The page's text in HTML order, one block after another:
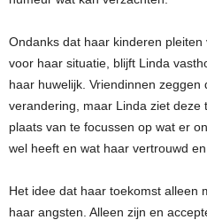
Ondanks dat haar kinderen
voor haar situatie, blijft Linda
haar huwelijk. Vriendinnen
verandering, maar Linda ziet deze
plaats van te focussen op wat er
wel heeft en wat haar vertrouwd en
Het idee dat haar toekomst alleen
haar angsten. Alleen zijn en